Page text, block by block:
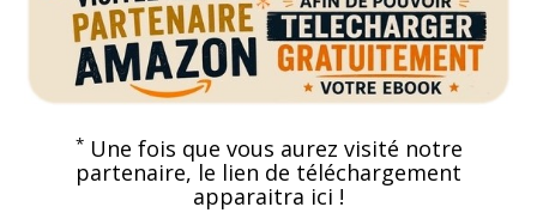
*Une fois que vous aurez visité notre
partenaire, le lien de téléchargement
apparaitra ici !